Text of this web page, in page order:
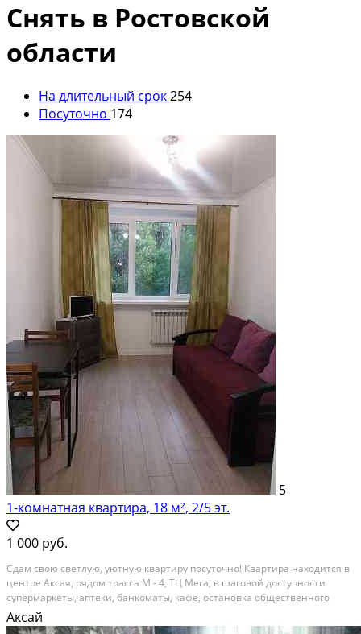
Снять в Ростовской
области
На длительный срок254
Посуточно 174
5
1-комнатная квартира, 18 м², 2/5 эт.
1 000 руб.
Сдам свою светлую, уютную квартиру посуточно! Квартира находится в
центре Аксая, рядом трасса М - 4, ТЦ Мега, в шаговой доступности
супермаркеты, аптеки, банкоматы, кафе, остановка общественного
транспорта. Во дворе стоянка для автомобилей. Доступно для гостей:
удобный диван-кровать, новое...
Аксай